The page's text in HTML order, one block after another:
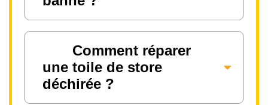
Comment réparer
une toile de store
déchirée ?